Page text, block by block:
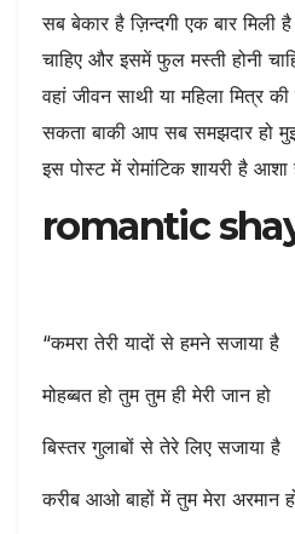
सब बेकार है ज़िन्दगी एक बार मिली
चाहिए और इसमें फुल मस्ती होनी
वहां जीवन साथी या महिला मित्र की
सकता बाकी आप सब समझदार हो
इस पोस्ट में रोमांटिक शायरी है
romantic
“कमरा तेरी यादों से हमने सजाया है
मोहब्बत हो तुम तुम ही मेरी जान हो
बिस्तर गुलाबों से तेरे लिए सजाया है
करीब आओ बाहों में तुम मेरा अरमान